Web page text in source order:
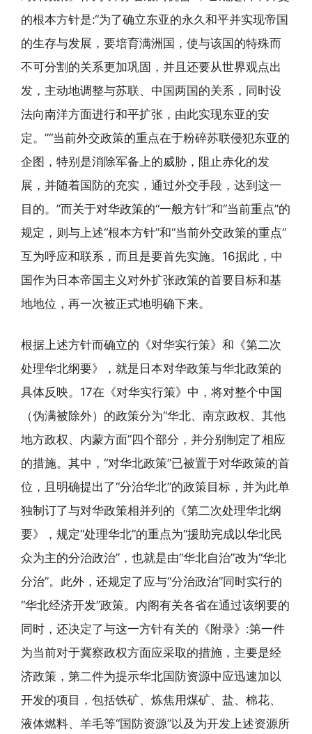
的根本方针是:“为了确立东亚的永久和平并实现帝国
的生存与发展，要培育满洲国，使与该国的特殊而
不可分割的关系更加巩固，并且还要从世界观点出
发，主动地调整与苏联、中国两国的关系，同时设
法向南洋方面进行和平扩张，由此实现东亚的安
定。”“当前外交政策的重点在于粉碎苏联侵犯东亚的
企图，特别是消除军备上的威胁，阻止赤化的发
展，并随着国防的充实，通过外交手段，达到这一
目的。”而关于对华政策的“一般方针”和“当前重点”的
规定，则与上述“根本方针”和“当前外交政策的重点”
互为呼应和联系，而且是要首先实施。16据此，中
国作为日本帝国主义对外扩张政策的首要目标和基
地地位，再一次被正式地明确下来。
根据上述方针而确立的《对华实行策》和《第二次
处理华北纲要》，就是日本对华政策与华北政策的
具体反映。17在《对华实行策》中，将对整个中国
（伪满被除外）的政策分为“华北、南京政权、其他
地方政权、内蒙方面”四个部分，并分别制定了相应
的措施。其中，“对华北政策”已被置于对华政策的首
位，且明确提出了“分治华北”的政策目标，并为此单
独制订了与对华政策相并列的《第二次处理华北纲
要》，规定“处理华北”的重点为“援助完成以华北民
众为主的分治政治”，也就是由“华北自治”改为“华北
分治”。此外，还规定了应与“分治政治”同时实行的
“华北经济开发”政策。内阁有关各省在通过该纲要的
同时，还决定了与这一方针有关的《附录》:第一件
为当前对于冀察政权方面应采取的措施，主要是经
济政策，第二件为提示华北国防资源中应迅速加以
开发的项目，包括铁矿、炼焦用煤矿、盐、棉花、
液体燃料、羊毛等“国防资源”以及为开发上述资源所